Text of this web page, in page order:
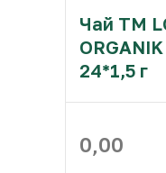
Чай ТМ
24*1,5 г
0,00